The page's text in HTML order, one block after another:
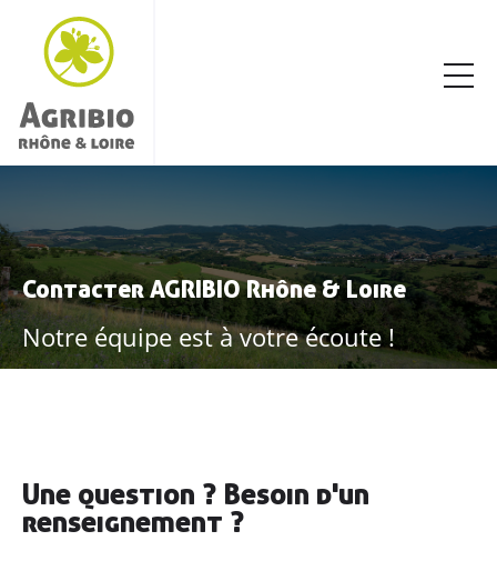
Contacter AGRIBIO Rhône & Loire
Notre équipe est à votre écoute !
Une question ? Besoin d'un
renseignement ?